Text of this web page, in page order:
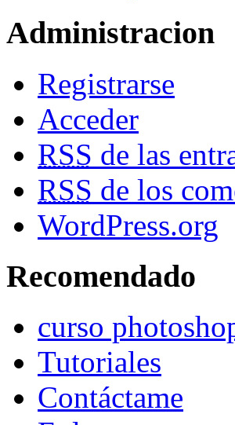
Administracion
Registrarse
Acceder
RSS de las
RSS de los
WordPress.org
Recomendado
curso
Tutoriales
Contáctame